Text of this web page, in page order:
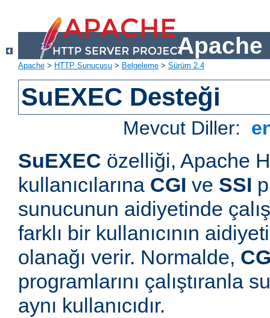
Apache
Apache > HTTP Sunucusu > Belgeleme > Sürüm 2.4
SuEXEC Desteği
Mevcut Diller:
SuEXEC özelliği, Apache
kullanıcılarına CGI ve SSI
sunucunun aidiyetinde
farklı bir kullanıcının
olanağı verir. Normalde,
programlarını çalıştıranla
aynı kullanıcıdır.